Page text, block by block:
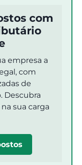
com
empresa a
com
de
Descubra
sua carga